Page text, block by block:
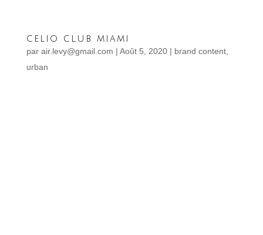
celio club miami
par air.levy@gmail.com | Août 5, 2020| brand content,
urban